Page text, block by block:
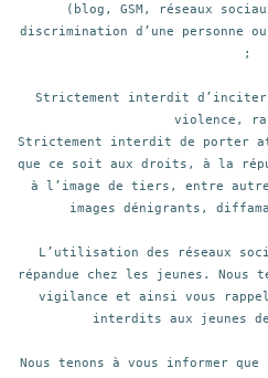
(blog, GSM, réseaux
discrimination d’une personne
;
Strictement interdit d’inciter
violence,
Strictement interdit de porter
que ce soit aux droits, à la
à l’image de tiers, entre
images dénigrants,
L’utilisation des réseaux
répandue chez les jeunes.
vigilance et ainsi vous
interdits aux jeunes
Nous tenons à vous informer